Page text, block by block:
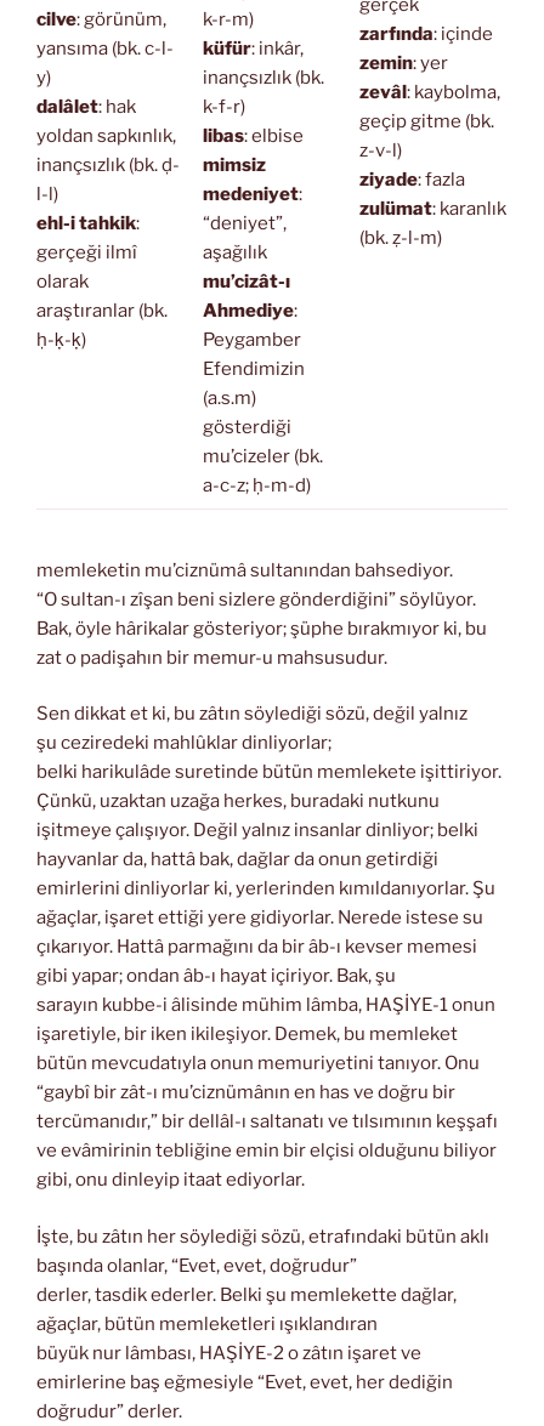
cilve: görünüm,
yansıma (bk. c-l-
y)
dalâlet: hak
yoldan sapkınlık,
inançsızlık (bk. ḍ-
l-l)
ehl-i tahkik:
gerçeği ilmî
olarak
araştıranlar (bk.
ḥ-ḳ-ḳ)
k-r-m)
küfür: inkâr,
inançsızlık (bk.
k-f-r)
libas: elbise
mimsiz
medeniyet:
“deniyet”,
aşağılık
mu’cizât-ı
Ahmediye:
Peygamber
Efendimizin
(a.s.m)
gösterdiği
mu’cizeler (bk.
a-c-z; ḥ-m-d)
gerçek
zarfında: içinde
zemin: yer
zevâl: kaybolma,
geçip gitme (bk.
z-v-l)
ziyade: fazla
zulümat: karanlık
(bk. ẓ-l-m)
memleketin mu’ciznümâ sultanından bahsediyor.
“O sultan-ı zîşan beni sizlere gönderdiğini” söylüyor.
Bak, öyle hârikalar gösteriyor; şüphe bırakmıyor ki, bu
zat o padişahın bir memur-u mahsusudur.
Sen dikkat et ki, bu zâtın söylediği sözü, değil yalnız
şu ceziredeki mahlûklar dinliyorlar;
belki harikulâde suretinde bütün memlekete işittiriyor.
Çünkü, uzaktan uzağa herkes, buradaki nutkunu
işitmeye çalışıyor. Değil yalnız insanlar dinliyor; belki
hayvanlar da, hattâ bak, dağlar da onun getirdiği
emirlerini dinliyorlar ki, yerlerinden kımıldanıyorlar. Şu
ağaçlar, işaret ettiği yere gidiyorlar. Nerede istese su
çıkarıyor. Hattâ parmağını da bir âb-ı kevser memesi
gibi yapar; ondan âb-ı hayat içiriyor. Bak, şu
sarayın kubbe-i âlisinde mühim lâmba, HAŞİYE-1 onun
işaretiyle, bir iken ikileşiyor. Demek, bu memleket
bütün mevcudatıyla onun memuriyetini tanıyor. Onu
“gaybî bir zât-ı mu’ciznümânın en has ve doğru bir
tercümanıdır,” bir dellâl-ı saltanatı ve tılsımının keşşafı
ve evâmirinin tebliğine emin bir elçisi olduğunu biliyor
gibi, onu dinleyip itaat ediyorlar.
İşte, bu zâtın her söylediği sözü, etrafındaki bütün aklı
başında olanlar, “Evet, evet, doğrudur”
derler, tasdik ederler. Belki şu memlekette dağlar,
ağaçlar, bütün memleketleri ışıklandıran
büyük nur lâmbası, HAŞİYE-2 o zâtın işaret ve
emirlerine baş eğmesiyle “Evet, evet, her dediğin
doğrudur” derler.